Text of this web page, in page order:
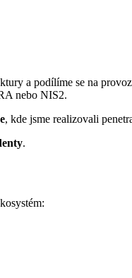
a podílíme se na
nebo NIS2.
, kde jsme realizovali
.